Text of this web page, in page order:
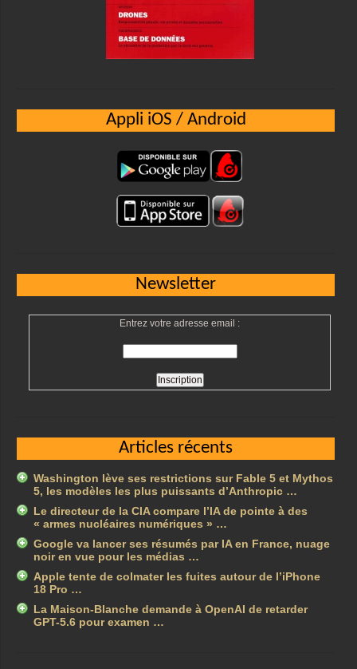
Appli iOS / Android
Newsletter
Entrez votre adresse email :
Articles récents
Washington lève ses restrictions sur Fable 5 et Mythos
5, les modèles les plus puissants d’Anthropic …
Le directeur de la CIA compare l’IA de pointe à des
« armes nucléaires numériques » …
Google va lancer ses résumés par IA en France, nuage
noir en vue pour les médias …
Apple tente de colmater les fuites autour de l’iPhone
18 Pro …
La Maison-Blanche demande à OpenAI de retarder
GPT-5.6 pour examen …